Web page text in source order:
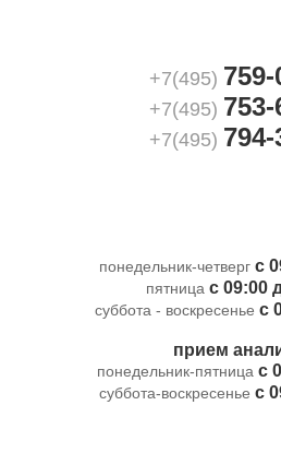
+7(495) 759-
+7(495) 753-
+7(495) 794-
понедельник-четверг с
пятница с 09:00
суббота - воскресенье с
прием
понедельник-пятница с
суббота-воскресенье с